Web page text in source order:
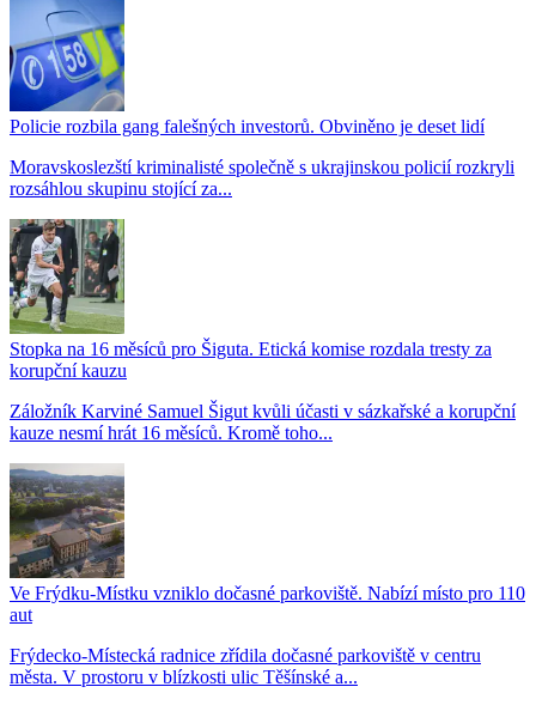
Policie rozbila gang falešných investorů. Obviněno je deset lidí
Moravskoslezští kriminalisté společně s ukrajinskou policií rozkryli
rozsáhlou skupinu stojící za...
Stopka na 16 měsíců pro Šiguta. Etická komise rozdala tresty za
korupční kauzu
Záložník Karviné Samuel Šigut kvůli účasti v sázkařské a korupční
kauze nesmí hrát 16 měsíců. Kromě toho...
Ve Frýdku-Místku vzniklo dočasné parkoviště. Nabízí místo pro 110
aut
Frýdecko-Místecká radnice zřídila dočasné parkoviště v centru
města. V prostoru v blízkosti ulic Těšínské a...